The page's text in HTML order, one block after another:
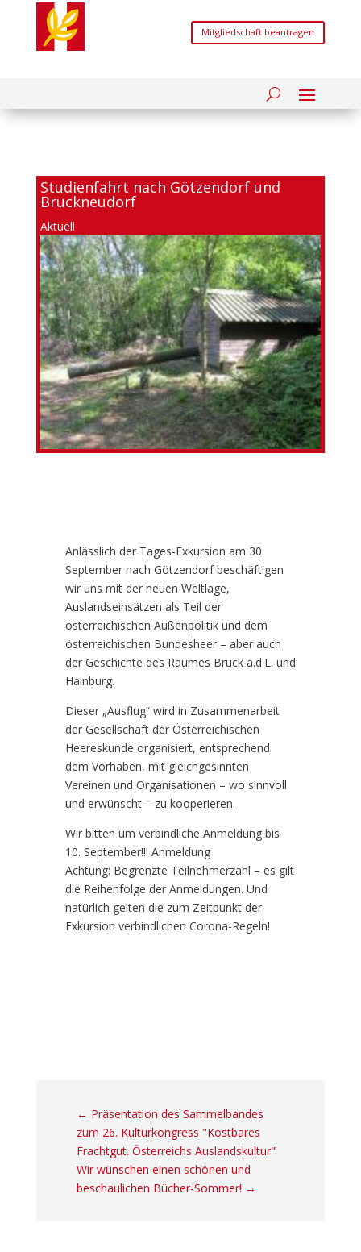
Mitgliedschaft beantragen
Studienfahrt nach Götzendorf und
Bruckneudorf
Aktuell
Anlässlich der Tages-Exkursion am 30.
September nach Götzendorf beschäftigen
wir uns mit der neuen Weltlage,
Auslandseinsätzen als Teil der
österreichischen Außenpolitik und dem
österreichischen Bundesheer – aber auch
der Geschichte des Raumes Bruck a.d.L. und
Hainburg.
Dieser „Ausflug“ wird in Zusammenarbeit
der Gesellschaft der Österreichischen
Heereskunde organisiert, entsprechend
dem Vorhaben, mit gleichgesinnten
Vereinen und Organisationen – wo sinnvoll
und erwünscht – zu kooperieren.
Wir bitten um verbindliche Anmeldung bis
10. September!!! Anmeldung
Achtung: Begrenzte Teilnehmerzahl – es gilt
die Reihenfolge der Anmeldungen. Und
natürlich gelten die zum Zeitpunkt der
Exkursion verbindlichen Corona-Regeln!
← Präsentation des Sammelbandes
zum 26. Kulturkongress "Kostbares
Frachtgut. Österreichs Auslandskultur"
Wir wünschen einen schönen und
beschaulichen Bücher-Sommer! →